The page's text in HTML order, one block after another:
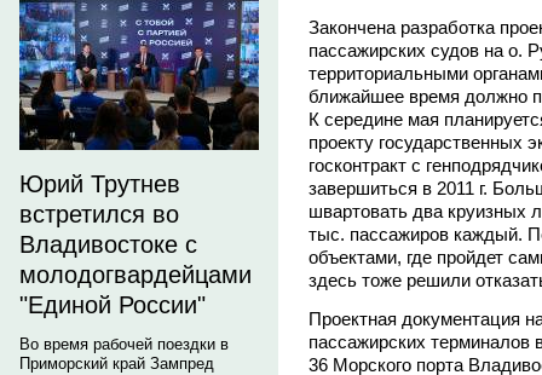
Юрий Трутнев
встретился во
Владивостоке с
молодогвардейцами
"Единой России"
Во время рабочей поездки в
Приморский край Зампред
Закончена разработка
пассажирских судов на о.
территориальными
ближайшее время должно
К середине мая
проекту государственных
госконтракт с
завершиться в 2011 г.
швартовать два круизных
тыс. пассажиров каждый.
объектами, где пройдет
здесь тоже решили
Проектная документация
пассажирских
36 Морского порта